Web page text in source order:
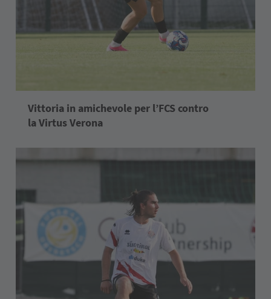
Vittoria in amichevole per l’FCS contro
la Virtus Verona